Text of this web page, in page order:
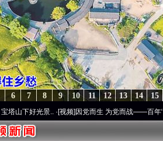
15
14
13
12
11
10
9
8
7
6
·[视频]因党而生 为党而战——百年“纪”事⑧加强纪律..